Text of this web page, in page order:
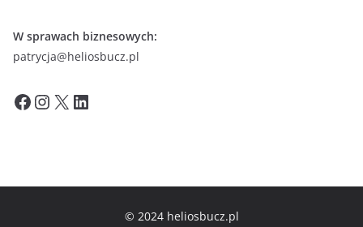
W sprawach biznesowych:
patrycja@heliosbucz.pl
Facebook InstagramX LinkedIn
© 2024 heliosbucz.pl